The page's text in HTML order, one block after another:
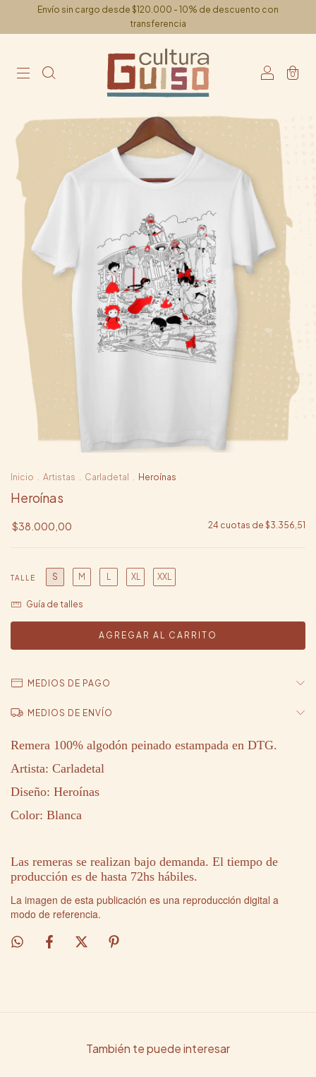
Envío sin cargo desde $120.000 - 10% de descuento con
transferencia
0
Inicio Artistas Carladetal Heroínas
Heroínas
$38.000,00 24 cuotas de $3.356,51
TALLE S M XL XXL
Guía de talles
MEDIOS DE PAGO
MEDIOS DE ENVÍO
Remera 100% algodón peinado estampada en DTG.
Artista: Carladetal
Diseño: Heroínas
Color: Blanca
Las remeras se realizan bajo demanda. El tiempo de
producción es de hasta 72hs hábiles.
La imagen de esta publicación es una reproducción digital a
modo de referencia.
También te puede interesar